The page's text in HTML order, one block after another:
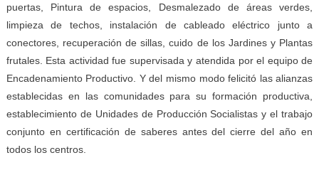
puertas, Pintura de espacios, Desmalezado de áreas verdes,
limpieza de techos, instalación de cableado eléctrico junto a
conectores, recuperación de sillas, cuido de los Jardines y Plantas
frutales. Esta actividad fue supervisada y atendida por el equipo de
Encadenamiento Productivo. Y del mismo modo felicitó las alianzas
establecidas en las comunidades para su formación productiva,
establecimiento de Unidades de Producción Socialistas y el trabajo
conjunto en certificación de saberes antes del cierre del año en
todos los centros.